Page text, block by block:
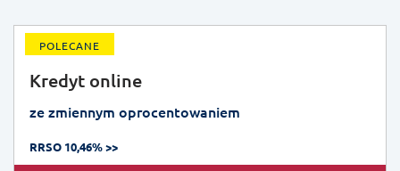
POLECANE
Kredyt online
ze zmiennym oprocentowaniem
RRSO 10,46% >>